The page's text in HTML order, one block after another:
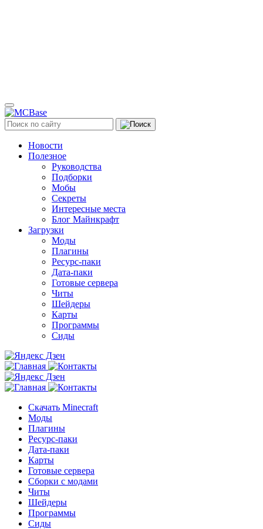
Новости
Полезное
Руководства
Подборки
Мобы
Секреты
Интересные места
Блог Майнкрафт
Загрузки
Моды
Плагины
Ресурс-паки
Дата-паки
Готовые сервера
Читы
Шейдеры
Карты
Программы
Сиды
Скачать Minecraft
Моды
Плагины
Ресурс-паки
Дата-паки
Карты
Готовые сервера
Сборки с модами
Читы
Шейдеры
Программы
Сиды